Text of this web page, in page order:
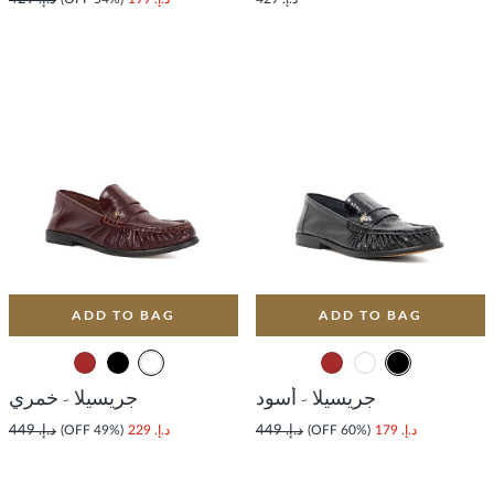
ADD TO BAG
جريسيلا - أسود
د.إ. 179 (60% OFF) د.إ. 449
ADD TO BAG
جريسيلا - خمري
د.إ. 229 (49% OFF) د.إ. 449